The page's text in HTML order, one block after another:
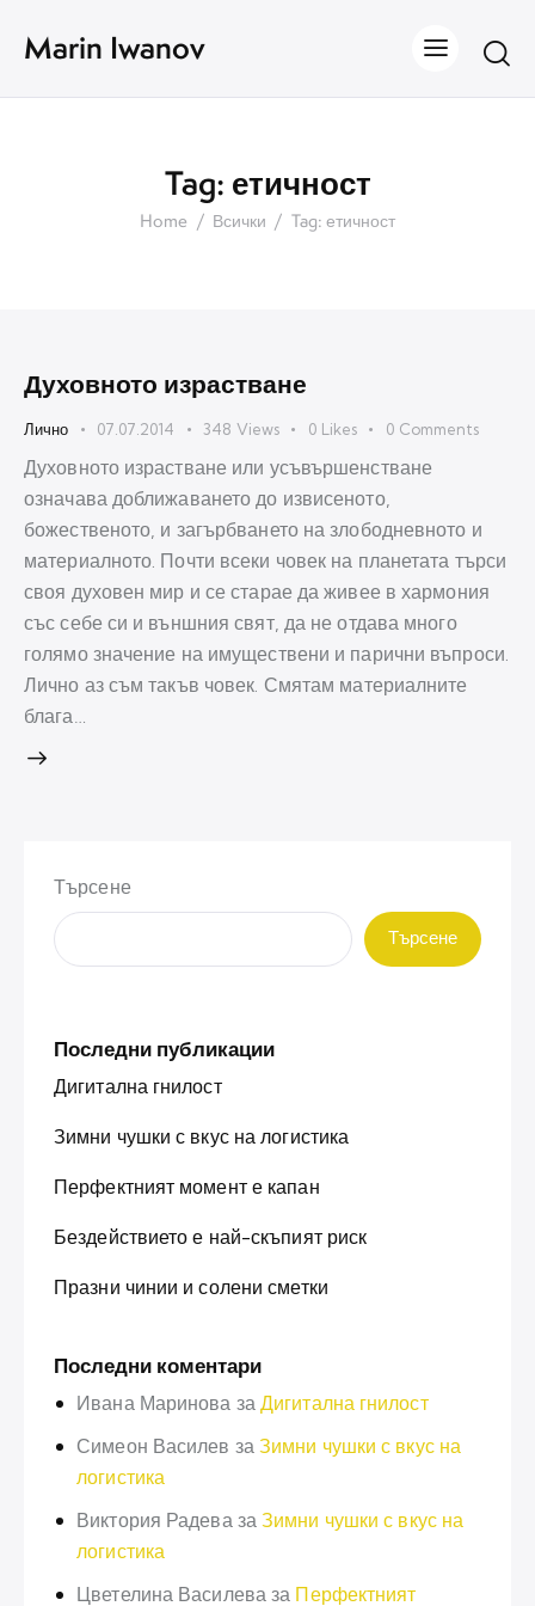
Marin Iwanov
Tag: етичност
Home Всички Tag: етичност
Духовното израстване
Лично 07.07.2014 348 Views 0 Likes 0 Comments
Духовното израстване или усъвършенстване
означава доближаването до извисеното,
божественото, и загърбването на злободневното и
материалното. Почти всеки човек на планетата търси
своя духовен мир и се старае да живее в хармония
със себе си и външния свят, да не отдава много
голямо значение на имуществени и парични въпроси.
Лично аз съм такъв човек. Смятам материалните
блага…
Търсене
Търсене
Последни публикации
Дигитална гнилост
Зимни чушки с вкус на логистика
Перфектният момент е капан
Бездействието е най-скъпият риск
Празни чинии и солени сметки
Последни коментари
Ивана Маринова за Дигитална гнилост
Симеон Василев за Зимни чушки с вкус на
логистика
Виктория РадевазаЗимни чушки с вкус на
логистика
Цветелина Василева за Перфектният